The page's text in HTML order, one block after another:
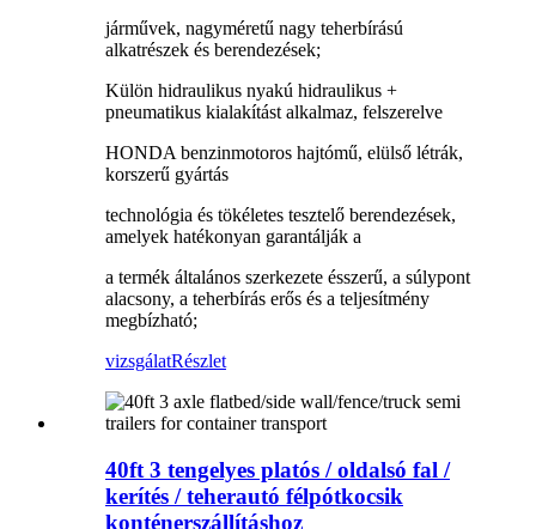
járművek, nagyméretű nagy teherbírású
alkatrészek és berendezések;
Külön hidraulikus nyakú hidraulikus +
pneumatikus kialakítást alkalmaz, felszerelve
HONDA benzinmotoros hajtómű, elülső létrák,
korszerű gyártás
technológia és tökéletes tesztelő berendezések,
amelyek hatékonyan garantálják a
a termék általános szerkezete ésszerű, a súlypont
alacsony, a teherbírás erős és a teljesítmény
megbízható;
vizsgálatRészlet
40ft 3 tengelyes platós / oldalsó fal /
kerítés / teherautó félpótkocsik
konténerszállításhoz